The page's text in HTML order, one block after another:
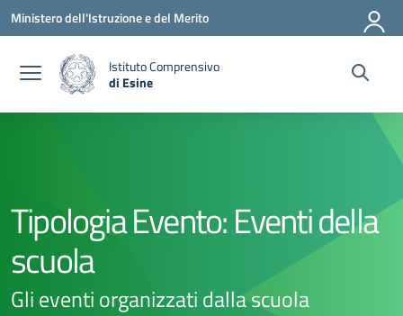
Vai ai contenuti
Vai al menu di navigazione
Vai al footer
Ministero dell'Istruzione e del Merito
Istituto Comprensivo
di Esine
Tipologia Evento:Eventi della
scuola
Gli eventi organizzati dalla scuola